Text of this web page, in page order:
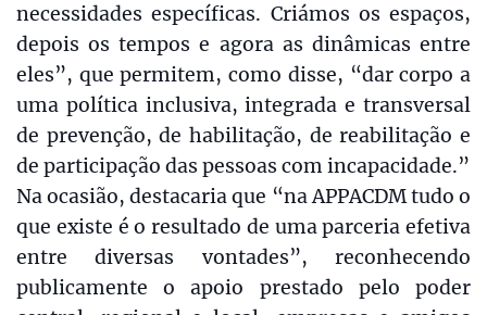
necessidades específicas. Criámos os espaços,
depois os tempos e agora as dinâmicas entre
eles”, que permitem, como disse, “dar corpo a
uma política inclusiva, integrada e transversal
de prevenção, de habilitação, de reabilitação e
de participação das pessoas com incapacidade.”
Na ocasião, destacaria que “na APPACDM tudo o
que existe é o resultado de uma parceria efetiva
entre diversas vontades”, reconhecendo
publicamente o apoio prestado pelo poder